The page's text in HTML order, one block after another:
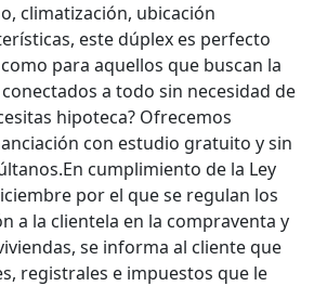
climatización, ubicación
este dúplex es perfecto
para aquellos que buscan la
a todo sin necesidad de
hipoteca? Ofrecemos
con estudio gratuito y sin
cumplimiento de la Ley
por el que se regulan los
a la clientela en la compraventa y
se informa al cliente que
registrales e impuestos que le